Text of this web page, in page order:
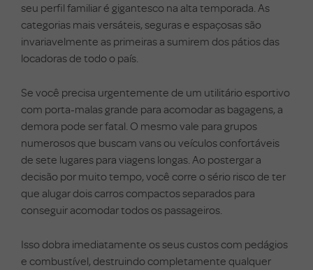
seu perfil familiar é gigantesco na alta temporada. As
categorias mais versáteis, seguras e espaçosas são
invariavelmente as primeiras a sumirem dos pátios das
locadoras de todo o país.
Se você precisa urgentemente de um utilitário esportivo
com porta-malas grande para acomodar as bagagens, a
demora pode ser fatal. O mesmo vale para grupos
numerosos que buscam vans ou veículos confortáveis
de sete lugares para viagens longas. Ao postergar a
decisão por muito tempo, você corre o sério risco de ter
que alugar dois carros compactos separados para
conseguir acomodar todos os passageiros.
Isso dobra imediatamente os seus custos com pedágios
e combustível, destruindo completamente qualquer